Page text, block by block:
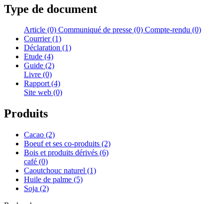
Type de document
Article (0) Communiqué de presse (0) Compte-rendu (0)
Courrier (1)
Déclaration (1)
Etude (4)
Guide (2)
Livre (0)
Rapport (4)
Site web (0)
Produits
Cacao (2)
Boeuf et ses co-produits (2)
Bois et produits dérivés (6)
café (0)
Caoutchouc naturel (1)
Huile de palme (5)
Soja (2)